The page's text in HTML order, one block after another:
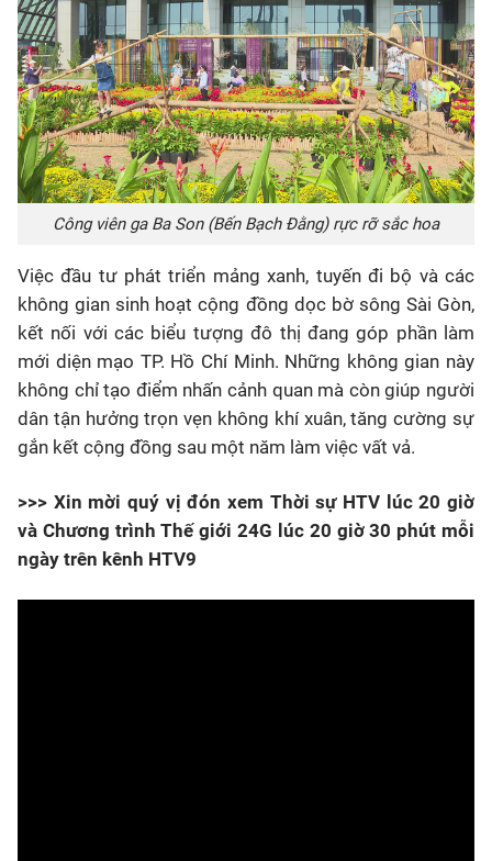
Công viên ga Ba Son (Bến Bạch Đằng) rực rỡ sắc hoa
Việc đầu tư phát triển mảng xanh, tuyến đi bộ và các
không gian sinh hoạt cộng đồng dọc bờ sông Sài Gòn,
kết nối với các biểu tượng đô thị đang góp phần làm
mới diện mạo TP. Hồ Chí Minh. Những không gian này
không chỉ tạo điểm nhấn cảnh quan mà còn giúp người
dân tận hưởng trọn vẹn không khí xuân, tăng cường sự
gắn kết cộng đồng sau một năm làm việc vất vả.
>>> Xin mời quý vị đón xem Thời sự HTV lúc 20 giờ
và Chương trình Thế giới 24G lúc 20 giờ 30 phút mỗi
ngày trên kênh HTV9